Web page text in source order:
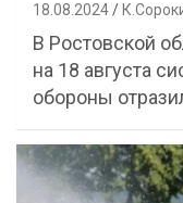
18.08.2024
В Ростовской
на 18 августа
обороны